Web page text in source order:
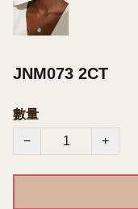
JNM073 2CT
數量
−
+